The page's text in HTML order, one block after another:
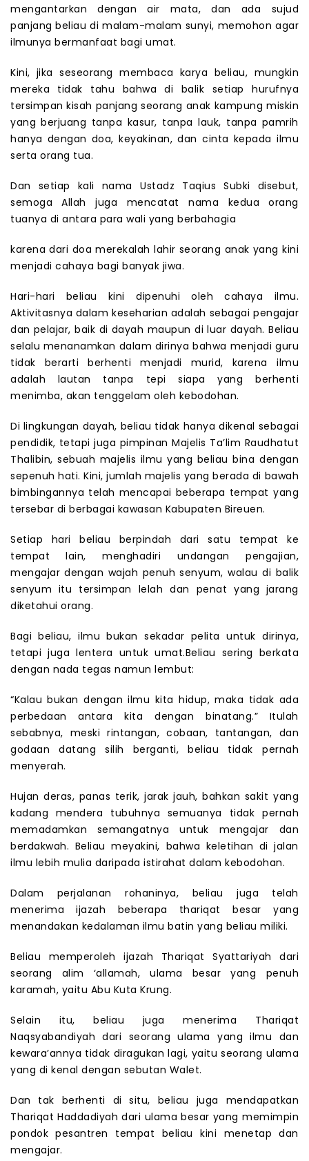
mengantarkan dengan air mata, dan ada sujud
panjang beliau di malam-malam sunyi, memohon agar
ilmunya bermanfaat bagi umat.
Kini, jika seseorang membaca karya beliau, mungkin
mereka tidak tahu bahwa di balik setiap hurufnya
tersimpan kisah panjang seorang anak kampung miskin
yang berjuang tanpa kasur, tanpa lauk, tanpa pamrih
hanya dengan doa, keyakinan, dan cinta kepada ilmu
serta orang tua.
Dan setiap kali nama Ustadz Taqius Subki disebut,
semoga Allah juga mencatat nama kedua orang
tuanya di antara para wali yang berbahagia
karena dari doa merekalah lahir seorang anak yang kini
menjadi cahaya bagi banyak jiwa.
Hari-hari beliau kini dipenuhi oleh cahaya ilmu.
Aktivitasnya dalam keseharian adalah sebagai pengajar
dan pelajar, baik di dayah maupun di luar dayah. Beliau
selalu menanamkan dalam dirinya bahwa menjadi guru
tidak berarti berhenti menjadi murid, karena ilmu
adalah lautan tanpa tepi siapa yang berhenti
menimba, akan tenggelam oleh kebodohan.
Di lingkungan dayah, beliau tidak hanya dikenal sebagai
pendidik, tetapi juga pimpinan Majelis Ta’lim Raudhatut
Thalibin, sebuah majelis ilmu yang beliau bina dengan
sepenuh hati. Kini, jumlah majelis yang berada di bawah
bimbingannya telah mencapai beberapa tempat yang
tersebar di berbagai kawasan Kabupaten Bireuen.
Setiap hari beliau berpindah dari satu tempat ke
tempat lain, menghadiri undangan pengajian,
mengajar dengan wajah penuh senyum, walau di balik
senyum itu tersimpan lelah dan penat yang jarang
diketahui orang.
Bagi beliau, ilmu bukan sekadar pelita untuk dirinya,
tetapi juga lentera untuk umat.Beliau sering berkata
dengan nada tegas namun lembut:
“Kalau bukan dengan ilmu kita hidup, maka tidak ada
perbedaan antara kita dengan binatang.” Itulah
sebabnya, meski rintangan, cobaan, tantangan, dan
godaan datang silih berganti, beliau tidak pernah
menyerah.
Hujan deras, panas terik, jarak jauh, bahkan sakit yang
kadang mendera tubuhnya semuanya tidak pernah
memadamkan semangatnya untuk mengajar dan
berdakwah. Beliau meyakini, bahwa keletihan di jalan
ilmu lebih mulia daripada istirahat dalam kebodohan.
Dalam perjalanan rohaninya, beliau juga telah
menerima ijazah beberapa thariqat besar yang
menandakan kedalaman ilmu batin yang beliau miliki.
Beliau memperoleh ijazah Thariqat Syattariyah dari
seorang alim ‘allamah, ulama besar yang penuh
karamah, yaitu Abu Kuta Krung.
Selain itu, beliau juga menerima Thariqat
Naqsyabandiyah dari seorang ulama yang ilmu dan
kewara’annya tidak diragukan lagi, yaitu seorang ulama
yang di kenal dengan sebutan Walet.
Dan tak berhenti di situ, beliau juga mendapatkan
Thariqat Haddadiyah dari ulama besar yang memimpin
pondok pesantren tempat beliau kini menetap dan
mengajar.